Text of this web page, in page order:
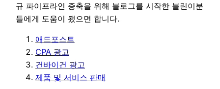
규 파이프라인 증축을 위해 블로그를 시작한 블린이분
들에게 도움이 됐으면 합니다.
애드포스트
CPA 광고
건바이건 광고
제품 및 서비스 판매